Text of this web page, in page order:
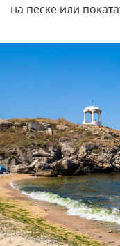
на песке или